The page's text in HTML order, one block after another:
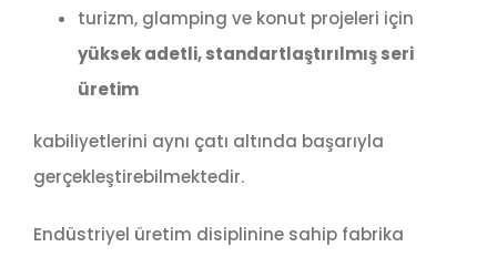
turizm, glamping ve konut projeleri için
yüksek adetli, standartlaştırılmış seri
üretim
kabiliyetlerini aynı çatı altında başarıyla
gerçekleştirebilmektedir.
Endüstriyel üretim disiplinine sahip fabrika